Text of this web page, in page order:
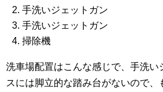
手洗いジェットガン
手洗いジェットガン
掃除機
洗車場配置はこんな感じで、手洗い
スには脚立的な踏み台がないので